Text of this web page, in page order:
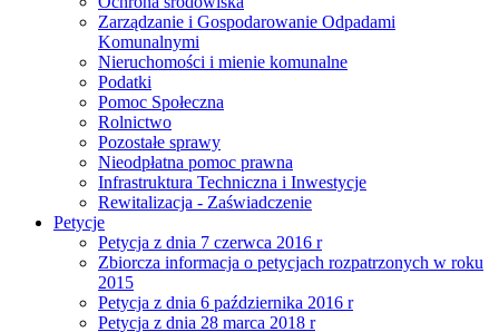
Zarządzanie i Gospodarowanie Odpadami
Komunalnymi
Nieruchomości i mienie komunalne
Podatki
Pomoc Społeczna
Rolnictwo
Pozostałe sprawy
Nieodpłatna pomoc prawna
Infrastruktura Techniczna i Inwestycje
Rewitalizacja - Zaświadczenie
Petycje
Petycja z dnia 7 czerwca 2016 r
Zbiorcza informacja o petycjach rozpatrzonych w roku
2015
Petycja z dnia 6 października 2016 r
Petycja z dnia 28 marca 2018 r